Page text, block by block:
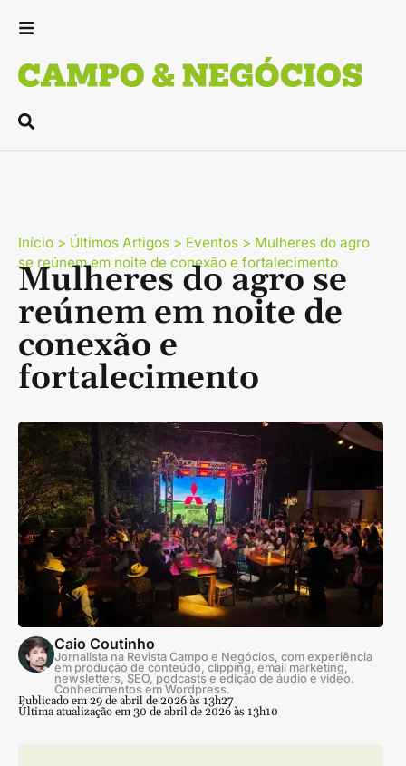
Início > Últimos Artigos > Eventos > Mulheres do agro
se reúnem em noite de conexão e fortalecimento
Mulheres do agro se
reúnem em noite de
conexão e
fortalecimento
Caio Coutinho
Jornalista na Revista Campo e Negócios, com experiência
em produção de conteúdo, clipping, email marketing,
newsletters, SEO, podcasts e edição de áudio e vídeo.
Conhecimentos em Wordpress.
Publicado em 29 de abril de 2026 às 13h27
Última atualização em 30 de abril de 2026 às 13h10